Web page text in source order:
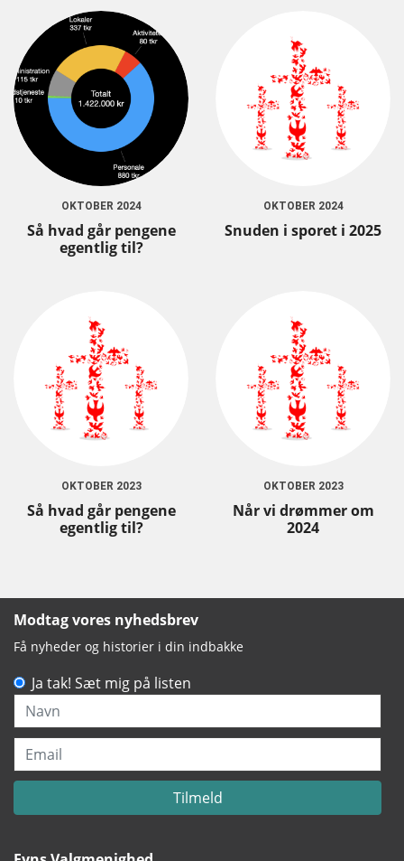
OKTOBER 2024
Så hvad går pengene
egentlig til?
OKTOBER 2024
Snuden i sporet i 2025
OKTOBER 2023
Så hvad går pengene
egentlig til?
OKTOBER 2023
Når vi drømmer om
2024
Modtag vores nyhedsbrev
Få nyheder og historier i din indbakke
Ja tak! Sæt mig på listen
Navn
Email
Tilmeld